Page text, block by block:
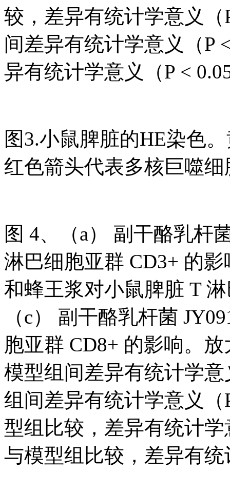
较，差异有统计学意义
间差异有统计学意义（P
异有统计学意义（P <
图3.小鼠脾脏的HE染色
红色箭头代表多核巨噬
图 4、（a） 副干酪乳杆
淋巴细胞亚群 CD3+ 的
和蜂王浆对小鼠脾脏 T
（c） 副干酪乳杆菌
胞亚群 CD8+ 的影响。
模型组间差异有统计学
组间差异有统计学意义（
型组比较，差异有统计
与模型组比较，差异有